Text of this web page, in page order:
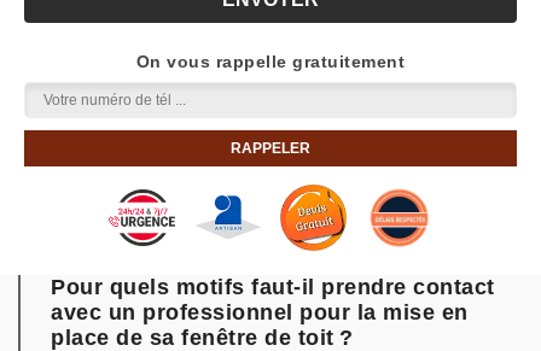
On vous rappelle gratuitement
Pour quels motifs faut-il prendre contact
avec un professionnel pour la mise en
place de sa fenêtre de toit ?